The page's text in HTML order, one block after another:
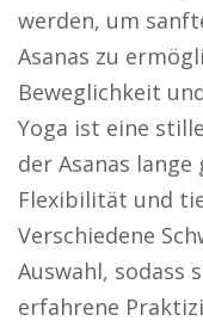
werden, um
Asanas zu
Beweglichkeit
Yoga ist eine
der Asanas
Flexibilität und
Verschiedene
Auswahl, sodass
erfahrene